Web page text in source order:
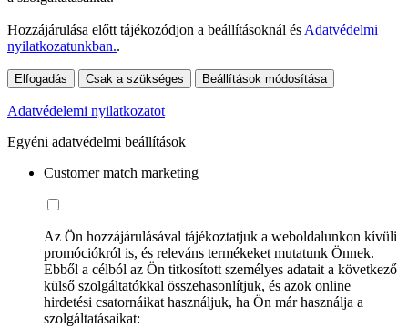
Hozzájárulása előtt tájékozódjon a beállításoknál és Adatvédelmi
nyilatkozatunkban..
Elfogadás Csak a szükséges Beállítások módosítása
Adatvédelemi nyilatkozatot
Egyéni adatvédelmi beállítások
Customer match marketing
Az Ön hozzájárulásával tájékoztatjuk a weboldalunkon kívüli
promóciókról is, és releváns termékeket mutatunk Önnek.
Ebből a célból az Ön titkosított személyes adatait a következő
külső szolgáltatókkal összehasonlítjuk, és azok online
hirdetési csatornáikat használjuk, ha Ön már használja a
szolgáltatásaikat: